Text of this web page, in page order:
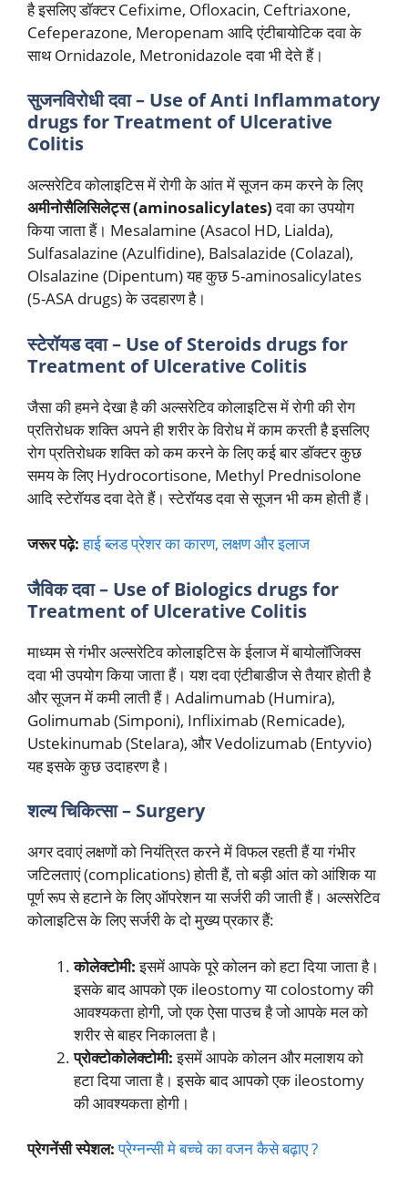
है इसलिए डॉक्टर Cefixime, Ofloxacin, Ceftriaxone,
Cefeperazone, Meropenam आदि एंटीबायोटिक दवा के
साथ Ornidazole, Metronidazole दवा भी देते हैं।
सुजनविरोधी दवा – Use of Anti Inflammatory
drugs for Treatment of Ulcerative
Colitis
अल्सरेटिव कोलाइटिस में रोगी के आंत में सूजन कम करने के लिए
अमीनोसैलिसिलेट्स (aminosalicylates)दवा का उपयोग
किया जाता हैं। Mesalamine (Asacol HD, Lialda),
Sulfasalazine (Azulfidine), Balsalazide (Colazal),
Olsalazine (Dipentum) यह कुछ 5-aminosalicylates
(5-ASA drugs) के उदहारण है।
स्टेरॉयड दवा – Use of Steroids drugs for
Treatment of Ulcerative Colitis
जैसा की हमने देखा है की अल्सरेटिव कोलाइटिस में रोगी की रोग
प्रतिरोधक शक्ति अपने ही शरीर के विरोध में काम करती है इसलिए
रोग प्रतिरोधक शक्ति को कम करने के लिए कई बार डॉक्टर कुछ
समय के लिए Hydrocortisone, Methyl Prednisolone
आदि स्टेरॉयड दवा देते हैं। स्टेरॉयड दवा से सूजन भी कम होती हैं।
जरूर पढ़े: हाई ब्लड प्रेशर का कारण, लक्षण और इलाज
जैविक दवा – Use of Biologics drugs for
Treatment of Ulcerative Colitis
माध्यम से गंभीर अल्सरेटिव कोलाइटिस के ईलाज में बायोलॉजिक्स
दवा भी उपयोग किया जाता हैं। यश दवा एंटीबाडीज से तैयार होती है
और सूजन में कमी लाती हैं। Adalimumab (Humira),
Golimumab (Simponi), Infliximab (Remicade),
Ustekinumab (Stelara), और Vedolizumab (Entyvio)
यह इसके कुछ उदाहरण है।
शल्य चिकित्सा – Surgery
अगर दवाएं लक्षणों को नियंत्रित करने में विफल रहती हैं या गंभीर
जटिलताएं (complications) होती हैं, तो बड़ी आंत को आंशिक या
पूर्ण रूप से हटाने के लिए ऑपरेशन या सर्जरी की जाती हैं। अल्सरेटिव
कोलाइटिस के लिए सर्जरी के दो मुख्य प्रकार हैं:
कोलेक्टोमी:इसमें आपके पूरे कोलन को हटा दिया जाता है।
इसके बाद आपको एक ileostomy या colostomy की
आवश्यकता होगी, जो एक ऐसा पाउच है जो आपके मल को
शरीर से बाहर निकालता है।
प्रोक्टोकोलेक्टोमी:इसमें आपके कोलन और मलाशय को
हटा दिया जाता है। इसके बाद आपको एक ileostomy
की आवश्यकता होगी।
प्रेगनेंसी स्पेशल:प्रेग्नन्सी मे बच्चे का वजन कैसे बढ़ाए ?